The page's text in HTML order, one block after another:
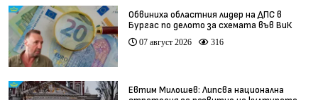
Обвиниха областния лидер на ДПС в
Бургас по делото за схемата във ВиК
07 август 2026 316
Евтим Милошев: Липсва национална